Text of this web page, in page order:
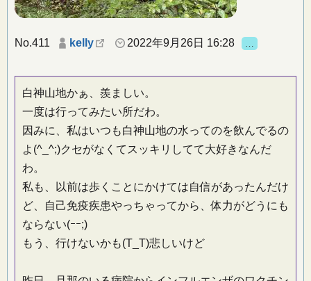
No.411 kelly 2022年9月26日 16:28
白神山地かぁ、羨ましい。
一度は行ってみたい所だわ。
因みに、私はいつも白神山地の水ってのを飲んでるの
よ(^_^;)クセがなくてスッキリしてて大好きなんだ
わ。
私も、以前は歩くことにかけては自信があったんだけ
ど、自己免疫疾患やっちゃってから、体力がどうにも
ならない(ｰｰ;)
もう、行けないかも(T_T)悲しいけど